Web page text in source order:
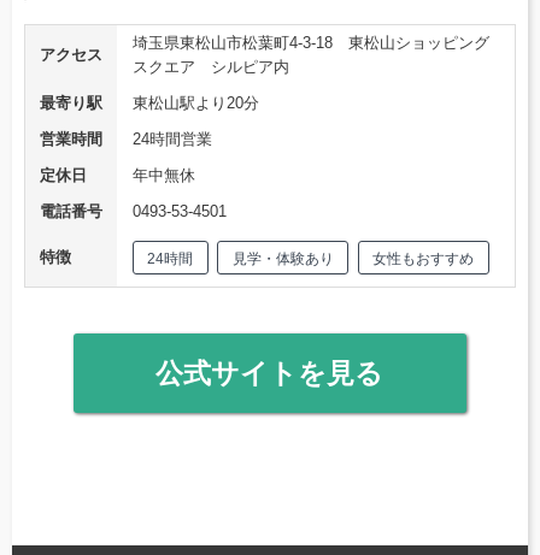
アクセス
埼玉県東松山市松葉町4-3-18 東松山ショッピング
スクエア シルピア内
最寄り駅
東松山駅より20分
営業時間
24時間営業
定休日
年中無休
電話番号
0493-53-4501
特徴 24時間 見学・体験あり 女性もおすすめ
公式サイトを見る